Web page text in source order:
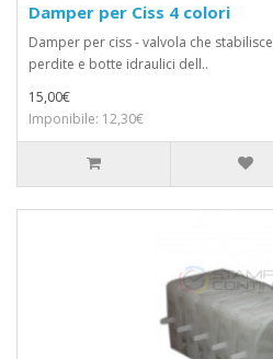
Damper per Ciss 4 colori
Damper per ciss - valvola che
perdite e botte idraulici dell..
15,00€
Imponibile: 12,30€